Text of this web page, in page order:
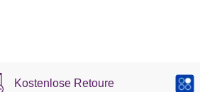
Kostenlose Retoure